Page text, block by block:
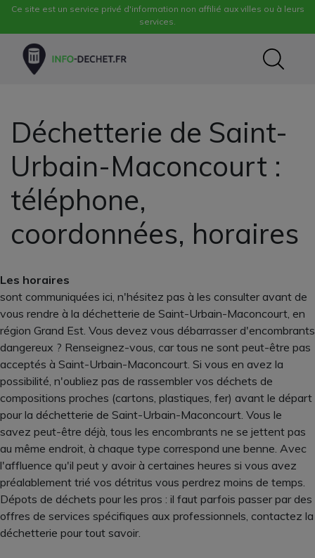
Ce site est un service privé d'information non affilié aux villes ou à leurs
services.
Déchetterie de Saint-
Urbain-Maconcourt :
téléphone,
coordonnées, horaires
Les horaires
sont communiquées ici, n'hésitez pas à les consulter avant de
vous rendre à la déchetterie de Saint-Urbain-Maconcourt, en
région Grand Est. Vous devez vous débarrasser d'encombrants
dangereux ? Renseignez-vous, car tous ne sont peut-être pas
acceptés à Saint-Urbain-Maconcourt. Si vous en avez la
possibilité, n'oubliez pas de rassembler vos déchets de
compositions proches (cartons, plastiques, fer) avant le départ
pour la déchetterie de Saint-Urbain-Maconcourt. Vous le
savez peut-être déjà, tous les encombrants ne se jettent pas
au même endroit, à chaque type correspond une benne. Avec
l'affluence qu'il peut y avoir à certaines heures si vous avez
préalablement trié vos détritus vous perdrez moins de temps.
Dépots de déchets pour les pros : il faut parfois passer par des
offres de services spécifiques aux professionnels, contactez la
déchetterie pour tout savoir.